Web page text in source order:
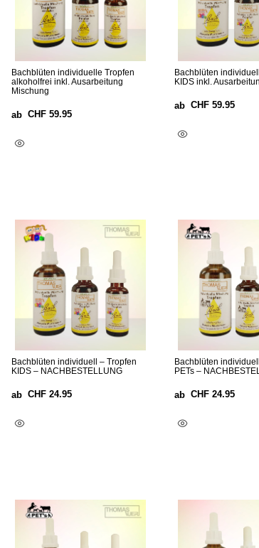
Bachblüten individuelle Tropfen
alkoholfrei inkl. Ausarbeitung
Mischung
ab CHF 59.95
Bachblüten
KIDS inkl.
ab CHF 59.95
Bachblüten individuell – Tropfen
KIDS – NACHBESTELLUNG
ab CHF 24.95
Bachblüten
PETs –
ab CHF 24.95